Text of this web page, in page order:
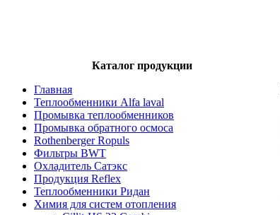
Каталог продукции
Главная
Теплообменники Alfa laval
Промывка теплообменников
Промывка обратного осмоса
Rothenberger Ropuls
Фильтры BWT
Охладитель Сатэкс
Продукция Reflex
Теплообменники Ридан
Химия для систем отопления